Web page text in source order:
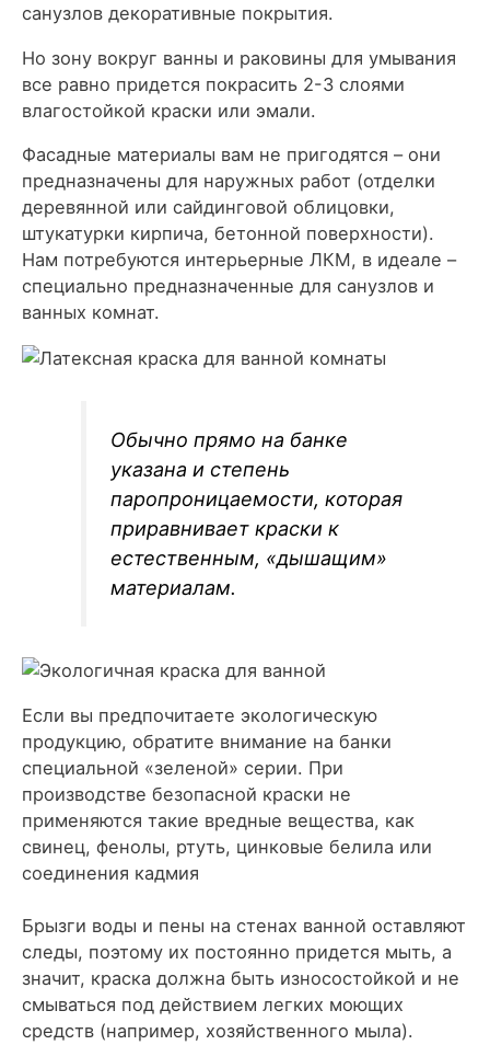
санузлов декоративные покрытия.
Но зону вокруг ванны и раковины для умывания
все равно придется покрасить 2-3 слоями
влагостойкой краски или эмали.
Фасадные материалы вам не пригодятся – они
предназначены для наружных работ (отделки
деревянной или сайдинговой облицовки,
штукатурки кирпича, бетонной поверхности).
Нам потребуются интерьерные ЛКМ, в идеале –
специально предназначенные для санузлов и
ванных комнат.
Обычно прямо на банке
указана и степень
паропроницаемости, которая
приравнивает краски к
естественным, «дышащим»
материалам.
Если вы предпочитаете экологическую
продукцию, обратите внимание на банки
специальной «зеленой» серии. При
производстве безопасной краски не
применяются такие вредные вещества, как
свинец, фенолы, ртуть, цинковые белила или
соединения кадмия
Брызги воды и пены на стенах ванной оставляют
следы, поэтому их постоянно придется мыть, а
значит, краска должна быть износостойкой и не
смываться под действием легких моющих
средств (например, хозяйственного мыла).